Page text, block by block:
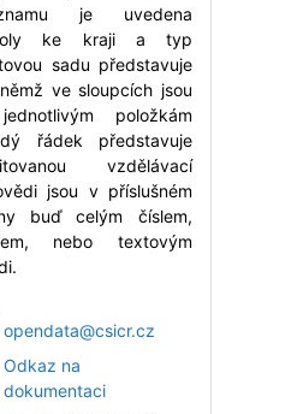
je uvedena
ke kraji a typ
sadu představuje
ve sloupcích jsou
položkám
řádek představuje
vzdělávací
jsou v příslušném
buď celým číslem,
nebo textovým
opendata@csicr.cz
Odkaz na
dokumentaci